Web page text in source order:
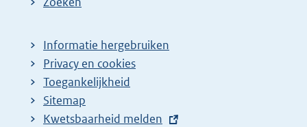
Informatie hergebruiken
Privacy en cookies
Toegankelijkheid
Sitemap
E
Kwetsbaarheid melden